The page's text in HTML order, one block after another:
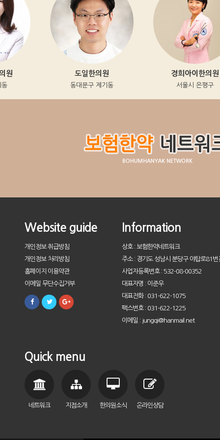
도일한의원
동대문구 제기동
경희아이한의원
서울시 은평구
Website guide
개인정보 취급방침
개인정보 처리방침
홈페이지 이용약관
이메일 무단수집거부
Information
상호 : 보험한약네트워크
주소 : 경기도 성남시 분당구 야탑로81
사업자등록번호 : 532-08-00352
대표자명 : 이준우
대표전화 : 031-622-1075
팩스번호 : 031-622-1225
이메일 : jungqi@hanmail.net
Quick menu
네트워크 지점소개 한의원소식 온라인상담